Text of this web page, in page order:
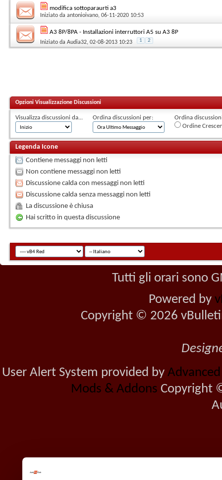
modifica sottoparaurti a3
Iniziato da antonioivano, 06-11-2020 10:53
A3 8P/8PA - Installazioni interruttori A5 su A3 8P
Iniziato da Audia32, 02-08-2013 10:23 1 2
Opzioni Visualizzazione Discussioni
Visualizza discussioni da... Ordina discussioni per:
Ordina
Ordine
Legenda Icone
Contiene messaggi non letti
Non contiene messaggi non letti
Discussione calda con messaggi non letti
Discussione calda senza messaggi non letti
La discussione è chiusa
Hai scritto in questa discussione
Tutti gli orari sono
Powered by
Copyright © 2026
User Alert System provided by
Mods & Addons Copyright